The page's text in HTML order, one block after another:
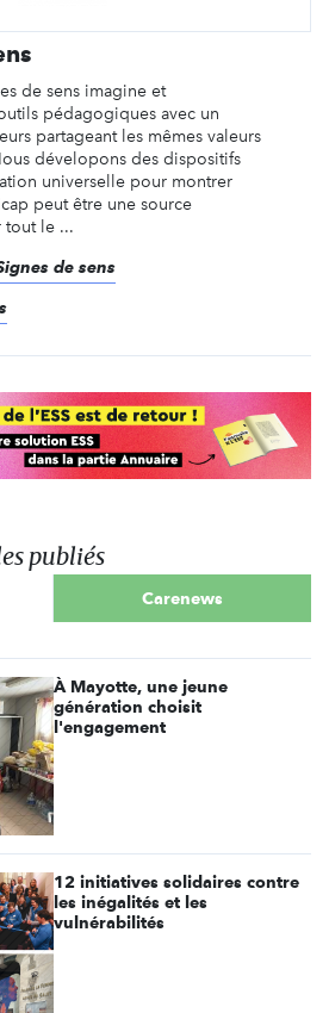
de sens imagine et
pédagogiques avec un
partageant les mêmes valeurs
dévelopons des dispositifs
universelle pour montrer
peut être une source
le ...
de sens
publiés
Carenews
À Mayotte, une jeune
génération choisit
l'engagement
12 initiatives solidaires contre
les inégalités et les
vulnérabilités